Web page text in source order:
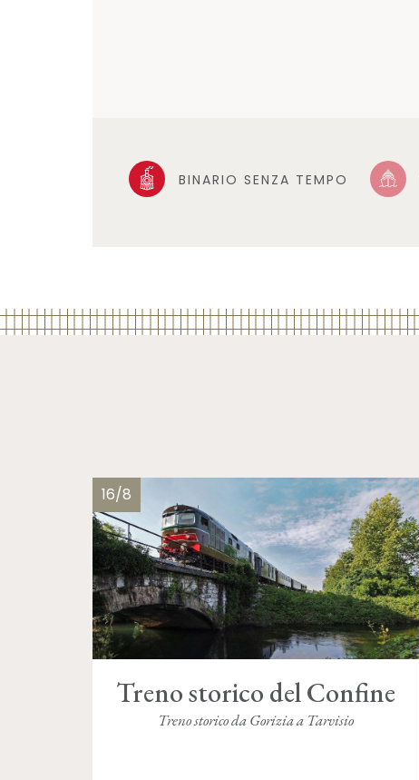
BINARIO SENZA TEMPO
16/8
Treno storico del Confine
Treno storico da Gorizia a Tarvisio